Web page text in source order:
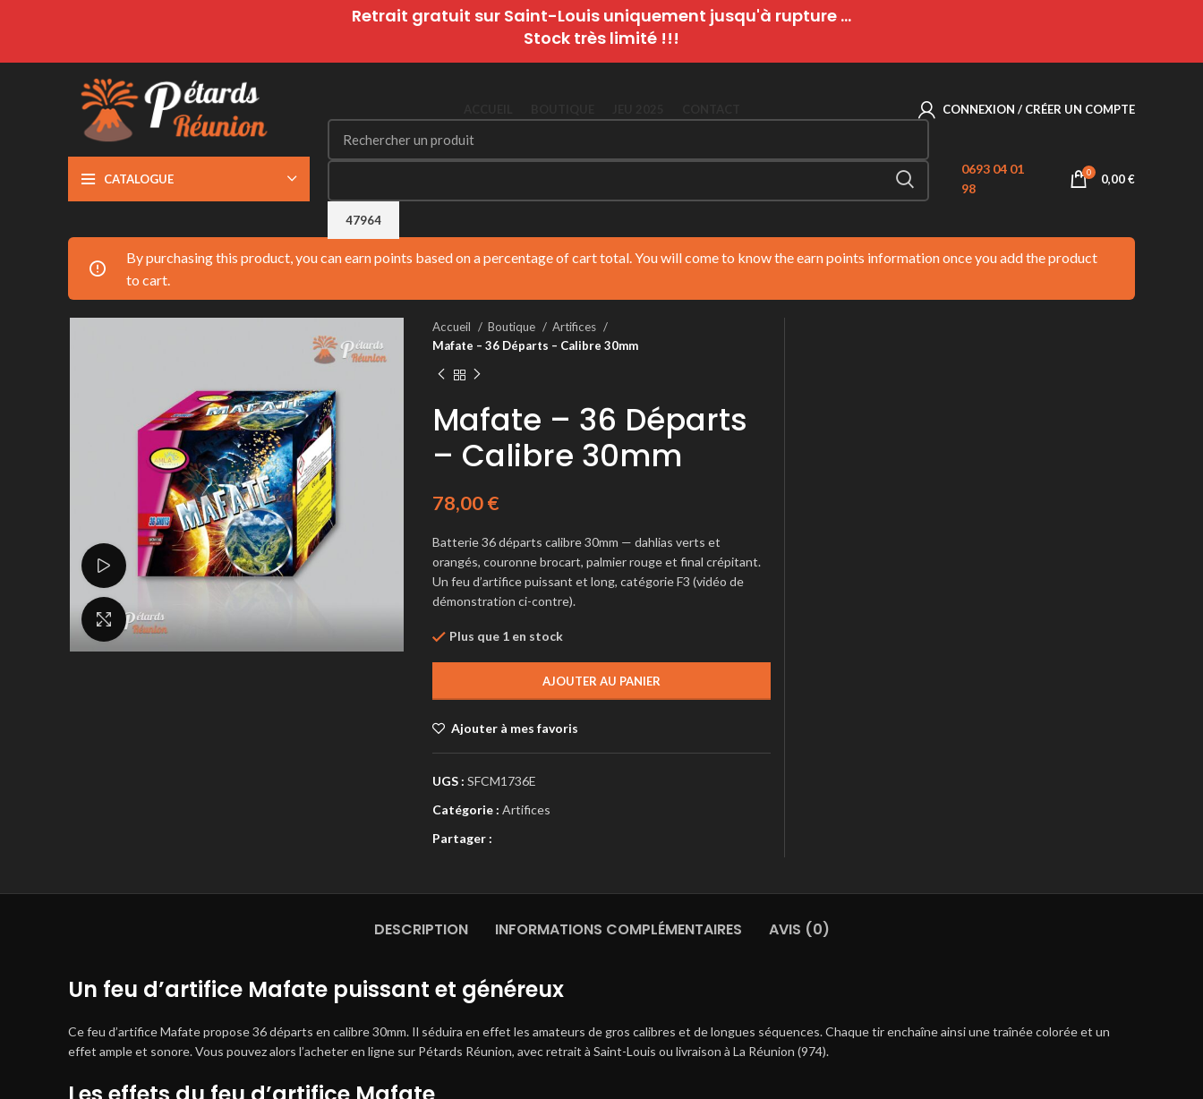
CONNEXION / CRÉER UN COMPTE
CATALOGUE
0693 04 01
98
0 0,00€
By purchasing this product, you can earn points based on a percentage of cart total. You will come to know the earn points information once you add the product
to cart.
Voir la vidéo
Agrandir
Accueil Boutique
Artifices
Mafate – 36 Départs – Calibre 30mm
Mafate – 36 Départs
– Calibre 30mm
78,00€
Batterie 36 départs calibre 30mm — dahlias verts et
orangés, couronne brocart, palmier rouge et final crépitant.
Un feu d’artifice puissant et long, catégorie F3 (vidéo de
démonstration ci-contre).
Plus que 1 en stock
AJOUTER AU PANIER
Ajouter à mes favoris
UGS :SFCM1736E
Catégorie : Artifices
Partager :
DESCRIPTION INFORMATIONS COMPLÉMENTAIRES AVIS (0)
Un feu d’artifice Mafate puissant et généreux
Ce feu d’artifice Mafate propose 36 départs en calibre 30mm. Il séduira en effet les amateurs de gros calibres et de longues séquences. Chaque tir enchaîne ainsi une traînée colorée et un
effet ample et sonore. Vous pouvez alors l’acheter en ligne sur Pétards Réunion, avec retrait à Saint-Louis ou livraison à La Réunion (974).
Retrait gratuit sur Saint-Louis uniquement jusqu'à rupture ...
Stock très limité !!!